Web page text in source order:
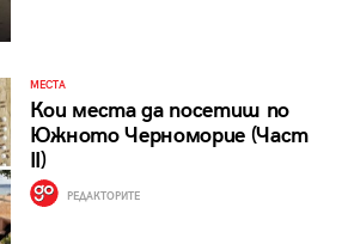
МЕСТА
Кои места да посетиш по
Южното Черноморие (Част
II)
РЕДАКТОРИТЕ